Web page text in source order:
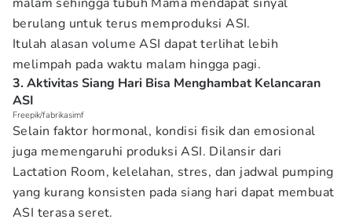
berulang untuk terus memproduksi ASI.
Itulah alasan volume ASI dapat terlihat lebih
melimpah pada waktu malam hingga pagi.
3. Aktivitas Siang Hari Bisa Menghambat Kelancaran
ASI
Freepik/fabrikasimf
Selain faktor hormonal, kondisi fisik dan emosional
juga memengaruhi produksi ASI. Dilansir dari
Lactation Room, kelelahan, stres, dan jadwal pumping
yang kurang konsisten pada siang hari dapat membuat
ASI terasa seret.